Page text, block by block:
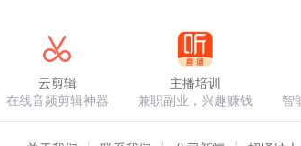
云剪辑
在线音频剪辑神器
主播培训
兼职副业，兴趣赚钱
智